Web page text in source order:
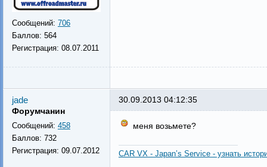
Сообщений: 706
Баллов: 564
Регистрация: 08.07.2011
jade
Форумчанин
Сообщений: 458
Баллов: 732
Регистрация: 09.07.2012
30.09.2013 04:12:35
меня возьмете?
CAR VX - Japan’s Service - узнать